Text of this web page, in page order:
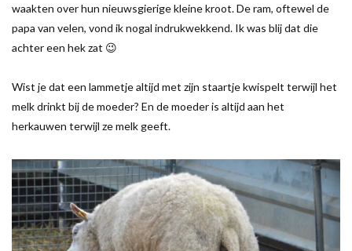
waakten over hun nieuwsgierige kleine kroot. De ram, oftewel de
papa van velen, vond ik nogal indrukwekkend. Ik was blij dat die
achter een hek zat 😉
Wist je dat een lammetje altijd met zijn staartje kwispelt terwijl het
melk drinkt bij de moeder? En de moeder is altijd aan het
herkauwen terwijl ze melk geeft.